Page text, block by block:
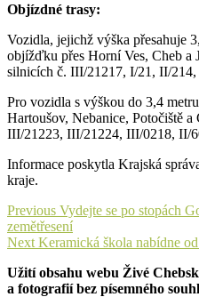
Objízdné trasy:
Vozidla, jejichž výška přesahuje
objížďku přes Horní Ves, Cheb a
silnicích č. III/21217, I/21, II/
Pro vozidla s výškou do 3,4
Hartoušov, Nebanice, Potočiště
III/21223, III/21224, III/0218, II/
Informace poskytla Krajská
kraje.
Navigace
pro
příspěvek
Previous Previous
post:
Vydejte se po stopách
zemětřesení
Next Next
Keramická škola nabídne
Užití obsahu webu Živé
a fotografií bez písemného